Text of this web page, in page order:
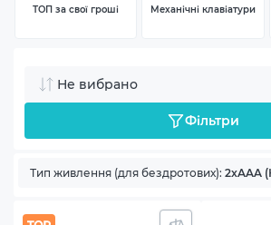
ТОП за свої гроші Механічні клавіатури
Не вибрано
Фільтри
Тип живлення (для бездротових): 2xAAA